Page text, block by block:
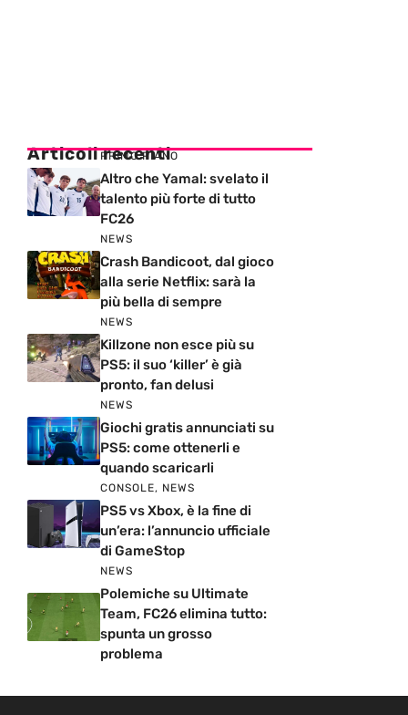
Articoli recenti
PRIMO PIANO
Altro che Yamal: svelato il
talento più forte di tutto
FC26
NEWS
Crash Bandicoot, dal gioco
alla serie Netflix: sarà la
più bella di sempre
NEWS
Killzone non esce più su
PS5: il suo ‘killer’ è già
pronto, fan delusi
NEWS
Giochi gratis annunciati su
PS5: come ottenerli e
quando scaricarli
CONSOLE, NEWS
PS5 vs Xbox, è la fine di
un’era: l’annuncio ufficiale
di GameStop
NEWS
Polemiche su Ultimate
Team, FC26 elimina tutto:
spunta un grosso
problema